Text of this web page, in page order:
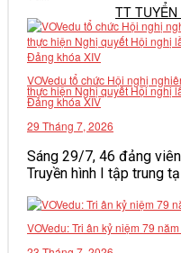
TT
NGHIÊN CỨU KHOA HỌC
VĂN BẢN
THƯ VIỆN
VOVedu tổ chức Hội nghị
thực hiện Nghị quyết Hội nghị
Đảng khóa XIV
29 Tháng 7, 2026
Sáng 29/7, 46 đảng
Truyền hình I tập trung
VOVedu: Tri ân kỷ niệm 79